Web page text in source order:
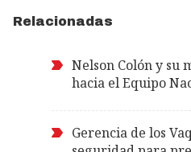
Relacionadas
Nelson Colón y su
hacia el Equipo
Gerencia de los